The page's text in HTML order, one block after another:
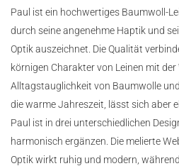
Paul ist ein hochwertiges Baumwoll-
durch seine angenehme Haptik und
Optik auszeichnet. Die Qualität
körnigen Charakter von Leinen mit
Alltagstauglichkeit von Baumwolle
die warme Jahreszeit, lässt sich aber
Paul ist in drei unterschiedlichen
harmonisch ergänzen. Die melierte
Optik wirkt ruhig und modern,